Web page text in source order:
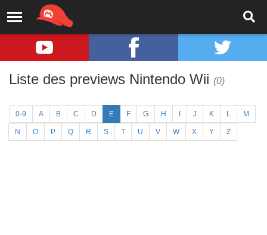
Liste des previews Nintendo Wii (0)
0-9 A B C D E F G H J K L M
N O P Q R S T U V W X Y Z